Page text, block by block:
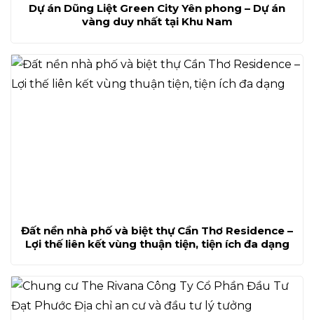
Dự án Dũng Liệt Green City Yên phong – Dự án
vàng duy nhất tại Khu Nam
Đất nền nhà phố và biệt thự Cần Thơ Residence –
Lợi thế liên kết vùng thuận tiện, tiện ích đa dạng